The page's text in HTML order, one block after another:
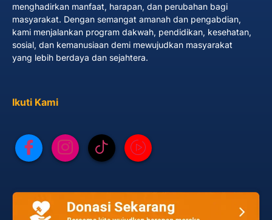
menghadirkan manfaat, harapan, dan perubahan bagi
masyarakat. Dengan semangat amanah dan pengabdian,
kami menjalankan program dakwah, pendidikan, kesehatan,
sosial, dan kemanusiaan demi mewujudkan masyarakat
yang lebih berdaya dan sejahtera.
Ikuti Kami